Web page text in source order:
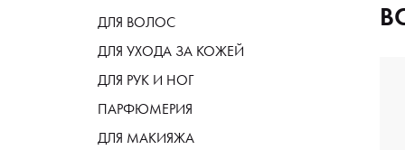
ДЛЯ ВОЛОС
ДЛЯ УХОДА ЗА КОЖЕЙ
ДЛЯ РУК И НОГ
ПАРФЮМЕРИЯ
ДЛЯ МАКИЯЖА